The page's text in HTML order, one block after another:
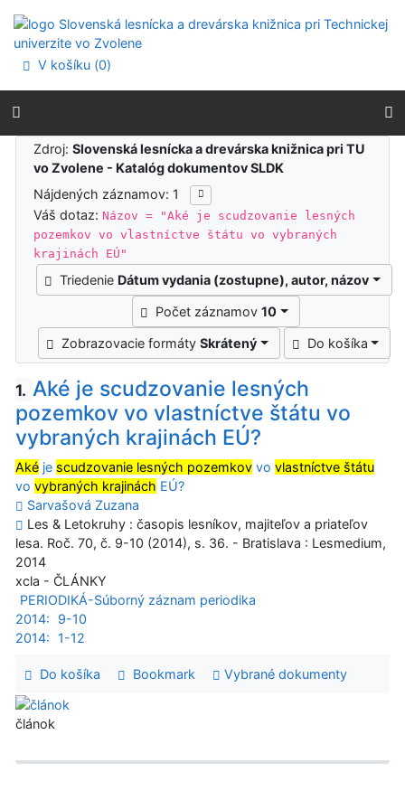
Prejsť na menu
Prehlásenie o webovej prístupnosti
V košíku (0)
Výsledky vyhľadávania
Zdroj:Slovenská lesnícka a drevárska knižnica pri TU
vo Zvolene - Katalóg dokumentov SLDK
Nájdených záznamov: 1
Váš dotaz:Názov = "Aké je scudzovanie lesných
pozemkov vo vlastníctve štátu vo vybraných
krajinách EÚ"
Triedenie Dátum vydania (zostupne), autor, názov
Počet záznamov10
Zobrazovacie formátySkrátený Do košíka
1. Aké je scudzovanie lesných
pozemkov vo vlastníctve štátu vo
vybraných krajinách EÚ?
Aké je scudzovanie lesných pozemkov vo vlastníctve štátu
vo vybraných krajinách EÚ?
Sarvašová Zuzana
Les & Letokruhy : časopis lesníkov, majiteľov a priateľov
lesa. Roč. 70, č. 9-10 (2014), s. 36. - Bratislava : Lesmedium,
2014
xcla - ČLÁNKY
PERIODIKÁ-Súborný záznam periodika
2014:
9-10
2014:
1-12
Do košíka Bookmark Vybrané dokumenty
článok